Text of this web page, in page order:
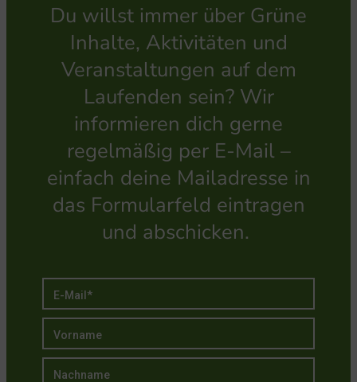
Du willst immer über Grüne
Inhalte, Aktivitäten und
Veranstaltungen auf dem
Laufenden sein? Wir
informieren dich gerne
regelmäßig per E-Mail –
einfach deine Mailadresse in
das Formularfeld eintragen
und abschicken.